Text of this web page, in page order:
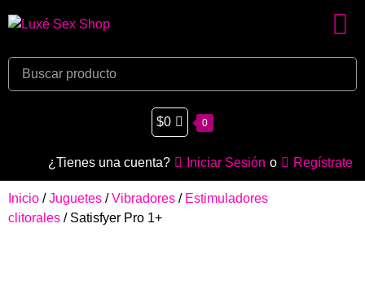
$0 0
¿Tienes una cuenta? Iniciar Sesión o Regístrate
Inicio /Juguetes /Vibradores / Estimuladores
clitorales / Satisfyer Pro 1+